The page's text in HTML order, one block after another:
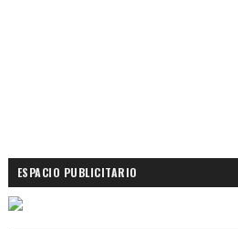
ESPACIO PUBLICITARIO